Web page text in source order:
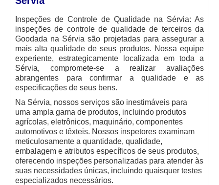
Inspeções de Controle de Qualidade na Sérvia: As
inspeções de controle de qualidade de terceiros da
Goodada na Sérvia são projetadas para assegurar a
mais alta qualidade de seus produtos. Nossa equipe
experiente, estrategicamente localizada em toda a
Sérvia, compromete-se a realizar avaliações
abrangentes para confirmar a qualidade e as
especificações de seus bens.
Na Sérvia, nossos serviços são inestimáveis para
uma ampla gama de produtos, incluindo produtos
agrícolas, eletrônicos, maquinário, componentes
automotivos e têxteis. Nossos inspetores examinam
meticulosamente a quantidade, qualidade,
embalagem e atributos específicos de seus produtos,
oferecendo inspeções personalizadas para atender às
suas necessidades únicas, incluindo quaisquer testes
especializados necessários.